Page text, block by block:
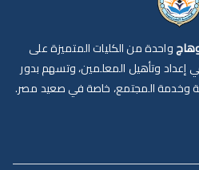
واحدة من الكليات المتميزة على
وتأهيل المعلمين، وتسهم بدور
وخدمة المجتمع، خاصة في صعيد مصر.